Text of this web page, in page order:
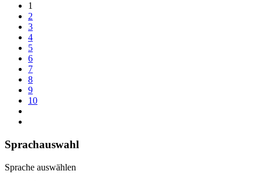
1
2
3
4
5
6
7
8
9
10
Sprachauswahl
Sprache auswählen